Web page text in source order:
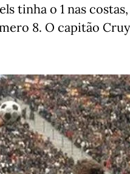
tinha o 1 nas costas,
8. O capitão